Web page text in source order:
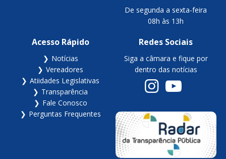
De segunda a sexta-feira
08h às 13h
Acesso Rápido
Notícias
Vereadores
Atiidades Legislativas
Transparência
Fale Conosco
Perguntas Frequentes
Redes Sociais
Siga a câmara e fique por
dentro das notícias